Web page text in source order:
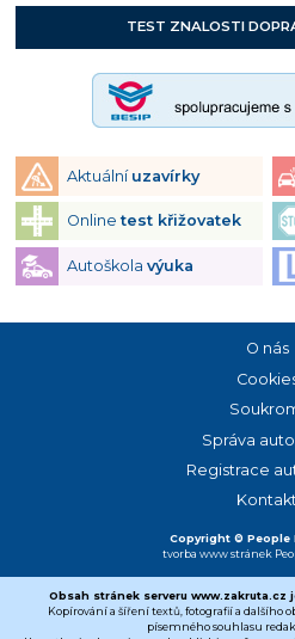
TEST ZNALOSTI
Aktuální uzavírky
Onlinetest křižovatek
Autoškola výuka
Copyright © People
tvorba www stránek
O nás
Správa
Registrace
Obsah stránek serveru www.zakruta.cz
Kopírování a šíření textů, fotografií a dalšího
písemného souhlasu